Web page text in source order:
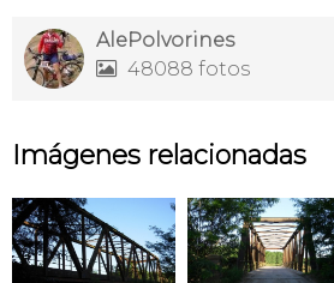
AlePolvorines
 48088 fotos
Imágenes relacionadas